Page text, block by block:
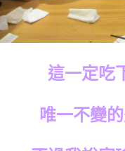
這一定吃
唯一不變